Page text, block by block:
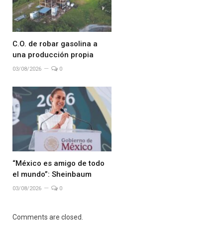
C.O. de robar gasolina a
una producción propia
03/08/2026 0
“México es amigo de todo
el mundo”: Sheinbaum
03/08/2026 0
Comments are closed.